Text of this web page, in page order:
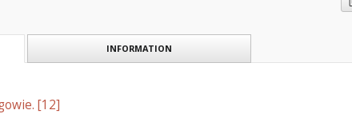
INFORMATION
[12]